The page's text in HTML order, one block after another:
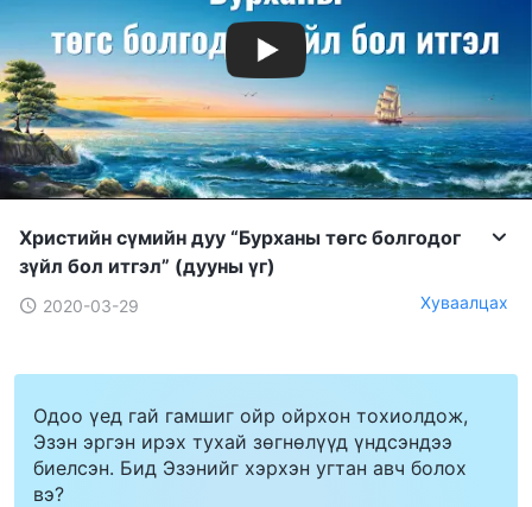
Христийн сүмийн дуу “Бурханы төгс болгодог
зүйл бол итгэл” (дууны үг)
2020-03-29 Хуваалцах
Одоо үед гай гамшиг ойр ойрхон тохиолдож,
Эзэн эргэн ирэх тухай зөгнөлүүд үндсэндээ
биелсэн. Бид Эзэнийг хэрхэн угтан авч болох
вэ?